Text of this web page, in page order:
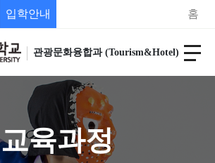
입학안내 홈
관광문화융합과 (Tourism&Hotel)
교육과정